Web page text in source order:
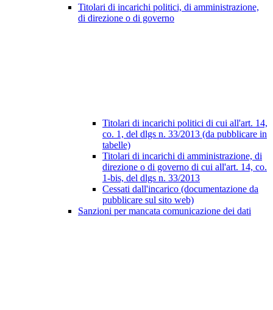
Titolari di incarichi politici, di amministrazione,
di direzione o di governo
Titolari di incarichi politici di cui all'art. 14,
co. 1, del dlgs n. 33/2013 (da pubblicare in
tabelle)
Titolari di incarichi di amministrazione, di
direzione o di governo di cui all'art. 14, co.
1-bis, del dlgs n. 33/2013
Cessati dall'incarico (documentazione da
pubblicare sul sito web)
Sanzioni per mancata comunicazione dei dati